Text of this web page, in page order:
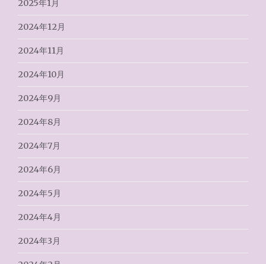
2025年1月
2024年12月
2024年11月
2024年10月
2024年9月
2024年8月
2024年7月
2024年6月
2024年5月
2024年4月
2024年3月